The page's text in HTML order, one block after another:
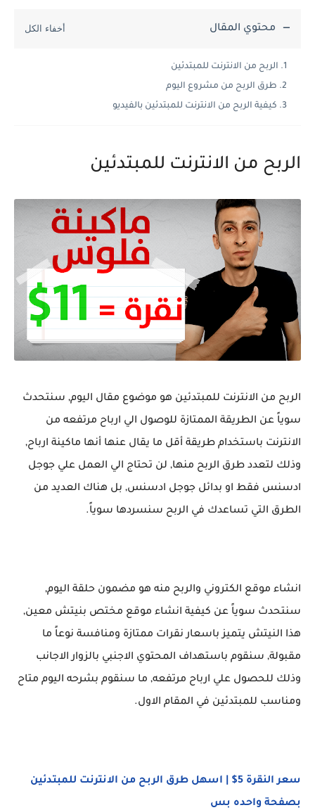
محتوي المقال
الربح من الانترنت للمبتدئين
طرق الربح من مشروع اليوم
كيفية الربح من الانترنت للمبتدئين بالفيديو
الربح من الانترنت للمبتدئين
الربح من الانترنت للمبتدئين هو موضوع مقال اليوم, سنتحدث
سوياً عن الطريقة الممتازة للوصول الي ارباح مرتفعه من
الانترنت باستخدام طريقة أقل ما يقال عنها أنها ماكينة ارباح,
وذلك لتعدد طرق الربح منها, لن تحتاج الي العمل علي جوجل
ادسنس فقط او بدائل جوجل ادسنس, بل هناك العديد من
الطرق التي تساعدك في الربح سنسردها سوياً.
انشاء موقع الكتروني والربح منه هو مضمون حلقة اليوم,
سنتحدث سوياً عن كيفية انشاء موقع مختص بنيتش معين,
هذا النيتش يتميز باسعار نقرات ممتازة ومنافسة نوعاً ما
مقبولة, سنقوم باستهداف المحتوي الاجنبي بالزوار الاجانب
وذلك للحصول علي ارباح مرتفعه, ما سنقوم بشرحه اليوم متاح
ومناسب للمبتدئين في المقام الاول.
سعر النقرة 5$ | اسهل طرق الربح من الانترنت للمبتدئين
بصفحة واحده بس